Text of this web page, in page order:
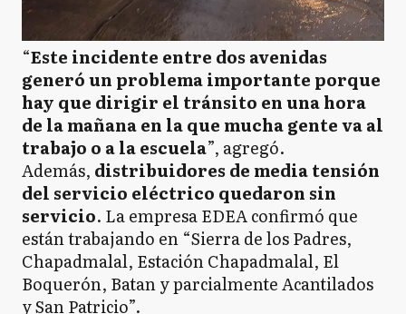
“Este incidente entre dos avenidas
generó un problema importante porque
hay que dirigir el tránsito en una hora
de la mañana en la que mucha gente va al
trabajo o a la escuela”, agregó.
Además, distribuidores de media tensión
del servicio eléctrico quedaron sin
servicio. La empresa EDEA confirmó que
están trabajando en “Sierra de los Padres,
Chapadmalal, Estación Chapadmalal, El
Boquerón, Batan y parcialmente Acantilados
y San Patricio”.